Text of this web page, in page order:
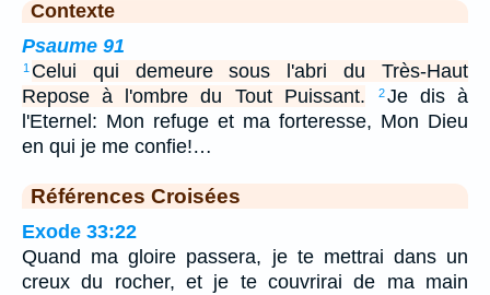
Contexte
Psaume 91
1 Celui qui demeure sous l'abri du Très-Haut
Repose à l'ombre du Tout Puissant.
2Je dis à
l'Eternel: Mon refuge et ma forteresse, Mon Dieu
en qui je me confie!…
Références Croisées
Exode 33:22
Quand ma gloire passera, je te mettrai dans un
creux du rocher, et je te couvrirai de ma main